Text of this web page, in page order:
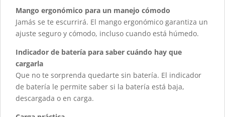
Mango ergonómico para un manejo cómodo
Jamás se te escurrirá. El mango ergonómico garantiza un
ajuste seguro y cómodo, incluso cuando está húmedo.
Indicador de batería para saber cuándo hay que
cargarla
Que no te sorprenda quedarte sin batería. El indicador
de batería le permite saber si la batería está baja,
descargada o en carga.